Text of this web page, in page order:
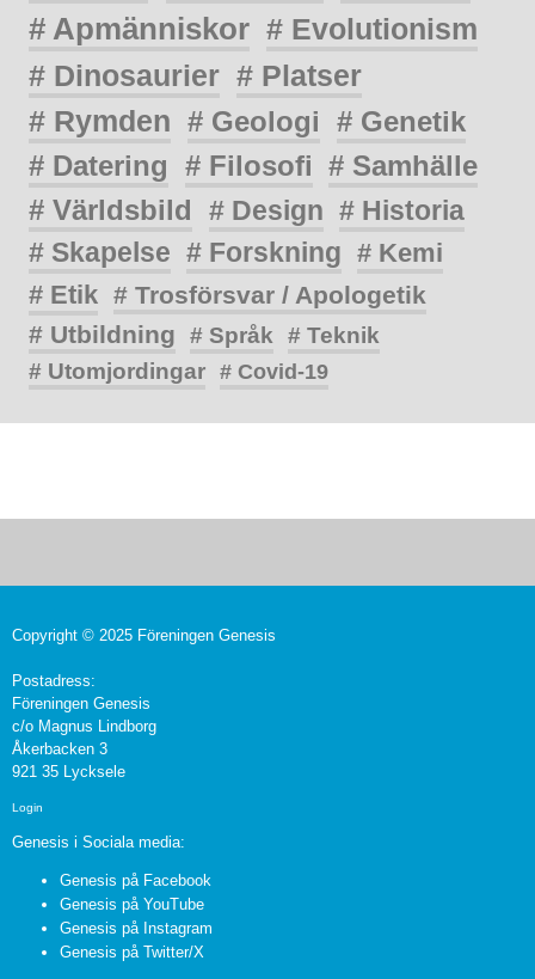
# Apmänniskor # Evolutionism
# Dinosaurier # Platser
# Rymden # Geologi # Genetik
# Datering # Filosofi # Samhälle
# Världsbild
# Design # Historia
# Skapelse # Forskning # Kemi
# Etik # Trosförsvar / Apologetik
# Utbildning
# Språk # Teknik
# Utomjordingar # Covid-19
Copyright © 2025 Föreningen Genesis
Postadress:
Föreningen Genesis
c/o Magnus Lindborg
Åkerbacken 3
921 35 Lycksele
Login
Genesis i Sociala media:
Genesis på Facebook
Genesis på YouTube
Genesis på Instagram
Genesis på Twitter/X